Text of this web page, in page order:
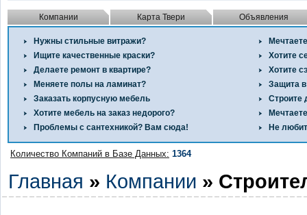
Компании Карта Твери Объявления
Нужны стильные витражи?
Ищите качественные краски?
Делаете ремонт в квартире?
Меняете полы на ламинат?
Заказать корпусную мебель
Хотите мебель на заказ недорого?
Проблемы с сантехникой? Вам сюда!
Хотите
Хотите
Защита
Строите
Не
Количество Компаний в Базе Данных: 1364
Главная » Компании »